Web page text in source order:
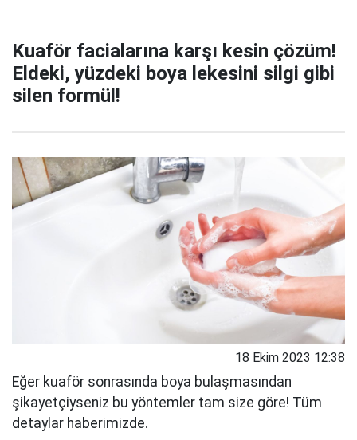
Kuaför facialarına karşı kesin çözüm!
Eldeki, yüzdeki boya lekesini silgi gibi
silen formül!
18 Ekim 2023 12:38
Eğer kuaför sonrasında boya bulaşmasından
şikayetçiyseniz bu yöntemler tam size göre! Tüm
detaylar haberimizde.